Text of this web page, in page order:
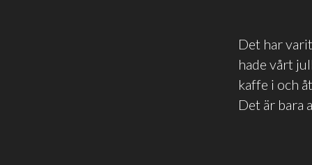
Det har
hade vårt
kaffe i och
Det är bara